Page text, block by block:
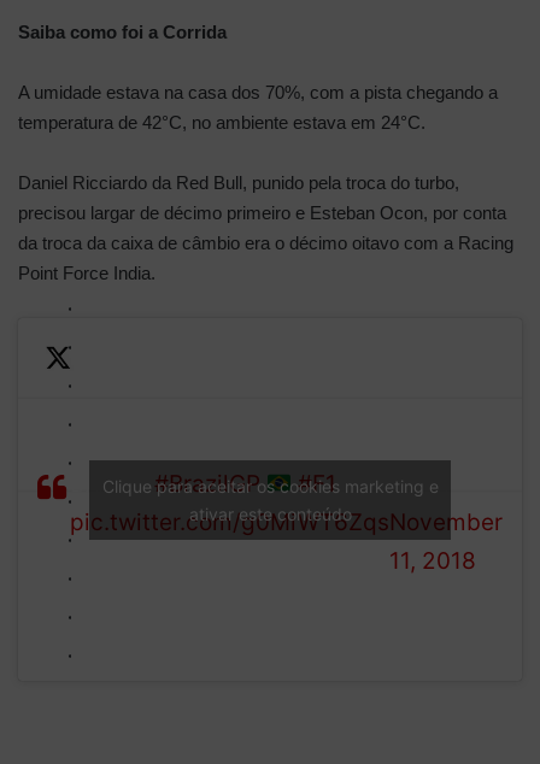
Saiba como foi a Corrida
A umidade estava na casa dos 70%, com a pista chegando a
temperatura de 42°C, no ambiente estava em 24°C.
Daniel Ricciardo da Red Bull, punido pela troca do turbo,
precisou largar de décimo primeiro e Esteban Ocon, por conta
da troca da caixa de câmbio era o décimo oitavo com a Racing
Point Force India.
BRAZIL!#BrazilGP
#F1
pic.twitter.com/g0MiWT6Zqs
(@F1)
November
11, 2018
Clique para aceitar os cookies marketing e
ativar este conteúdo